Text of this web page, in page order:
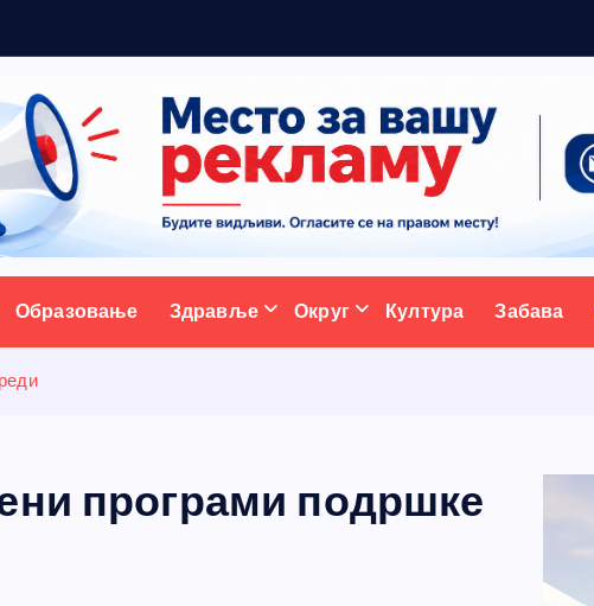
портал
Образовање Здравље Округ Култура Забава
програми подршке